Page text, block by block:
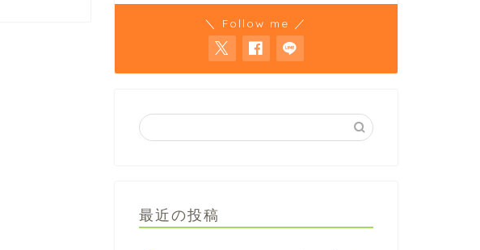
＼ Follow me ／
最近の投稿